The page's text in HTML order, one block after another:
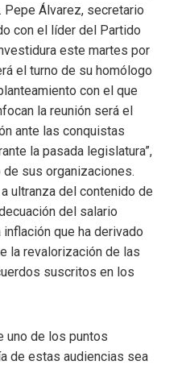
Pepe Álvarez, secretario
con el líder del Partido
este martes por
el turno de su homólogo
con el que
la reunión será el
ante las conquistas
la pasada legislatura”,
sus organizaciones.
ultranza del contenido de
del salario
que ha derivado
la revalorización de las
suscritos en los
uno de los puntos
de estas audiencias sea